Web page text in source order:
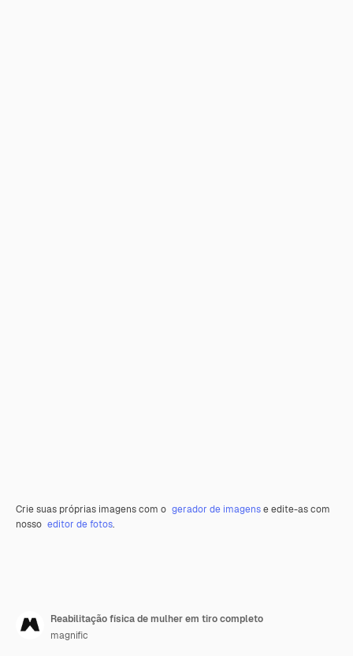
Crie suas próprias imagens com o gerador de imagense edite-as com
nosso editor de fotos.
Reabilitação física de mulher em tiro completo
magnific